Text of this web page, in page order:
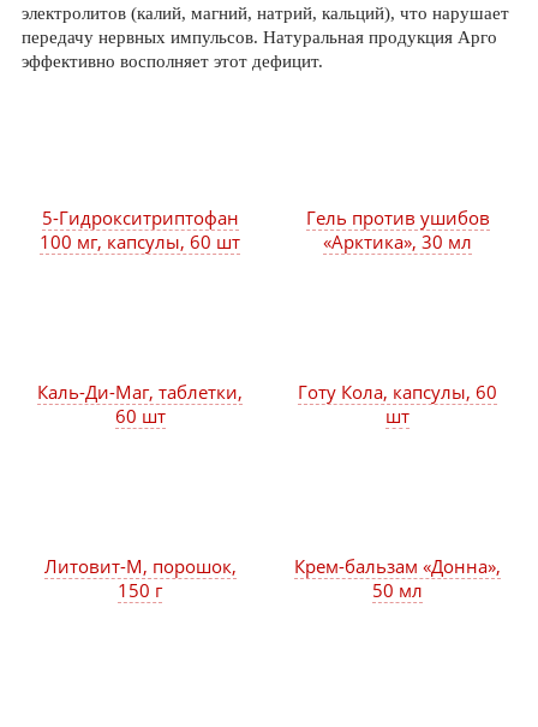
электролитов (калий, магний, натрий, кальций), что нарушает
передачу нервных импульсов. Натуральная продукция Арго
эффективно восполняет этот дефицит.
5-Гидрокситриптофан
100 мг, капсулы, 60 шт
Гель против ушибов
«Арктика», 30 мл
Готу Кола, капсулы, 60
шт
Каль-Ди-Маг, таблетки,
60 шт
Крем-бальзам «Донна»,
50 мл
Литовит-М, порошок,
150 г